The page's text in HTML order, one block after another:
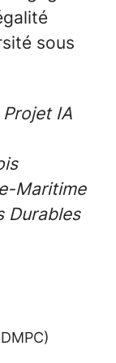
sous
IA
Maritime
Durables